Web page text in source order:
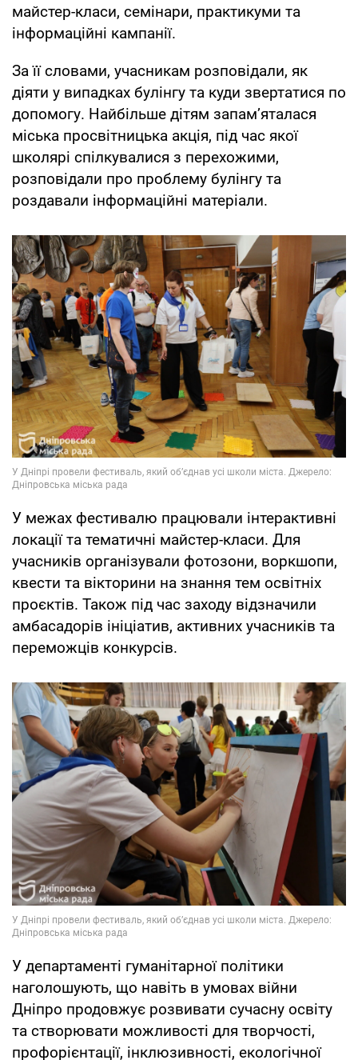
майстер-класи, семінари, практикуми та
інформаційні кампанії.
За її словами, учасникам розповідали, як
діяти у випадках булінгу та куди звертатися по
допомогу. Найбільше дітям запам’яталася
міська просвітницька акція, під час якої
школярі спілкувалися з перехожими,
розповідали про проблему булінгу та
роздавали інформаційні матеріали.
У межах фестивалю працювали інтерактивні
локації та тематичні майстер-класи. Для
учасників організували фотозони, воркшопи,
квести та вікторини на знання тем освітніх
проєктів. Також під час заходу відзначили
амбасадорів ініціатив, активних учасників та
переможців конкурсів.
У департаменті гуманітарної політики
наголошують, що навіть в умовах війни
Дніпро продовжує розвивати сучасну освіту
та створювати можливості для творчості,
профорієнтації, інклюзивності, екологічної